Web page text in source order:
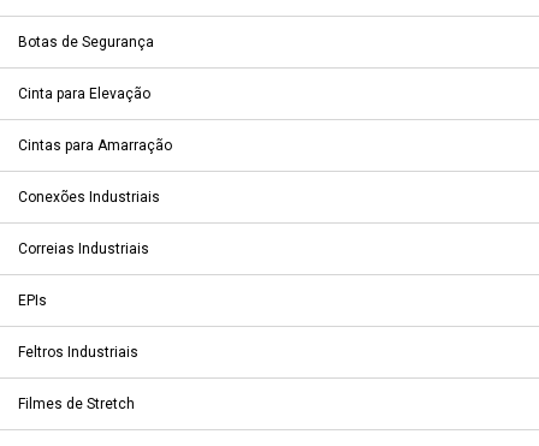
Botas de Segurança
Cinta para Elevação
Cintas para Amarração
Conexões Industriais
Correias Industriais
EPIs
Feltros Industriais
Filmes de Stretch